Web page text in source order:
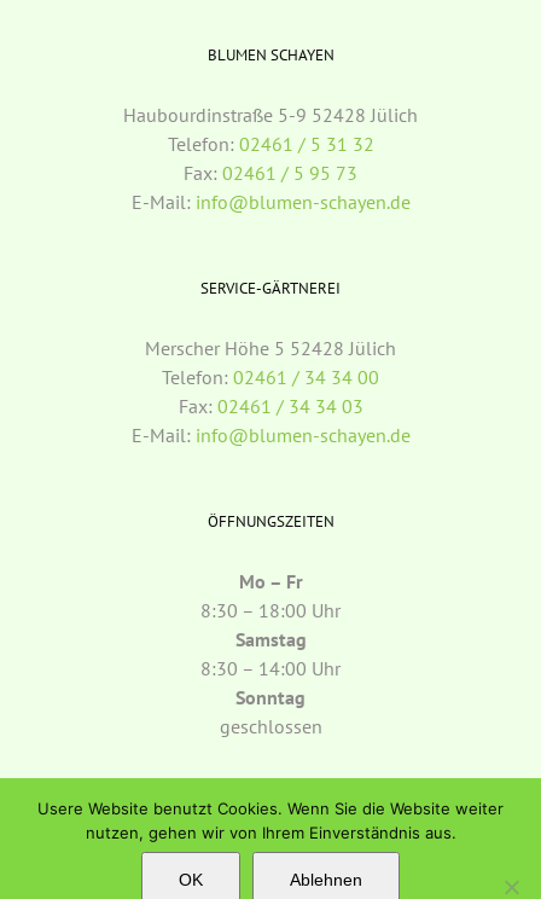
BLUMEN SCHAYEN
Haubourdinstraße 5-9 52428 Jülich
Telefon: 02461 / 5 31 32
Fax: 02461 / 5 95 73
E-Mail: info@blumen-schayen.de
SERVICE-GÄRTNEREI
Merscher Höhe 5 52428 Jülich
Telefon: 02461 / 34 34 00
Fax: 02461 / 34 34 03
E-Mail: info@blumen-schayen.de
ÖFFNUNGSZEITEN
Mo – Fr
8:30 – 18:00 Uhr
Samstag
8:30 – 14:00 Uhr
Sonntag
geschlossen
2026 Blumen Schayen | All Rights Reserved | Powered by
Usere Website benutzt Cookies. Wenn Sie die Website weiter
nutzen, gehen wir von Ihrem Einverständnis aus.
OK Ablehnen